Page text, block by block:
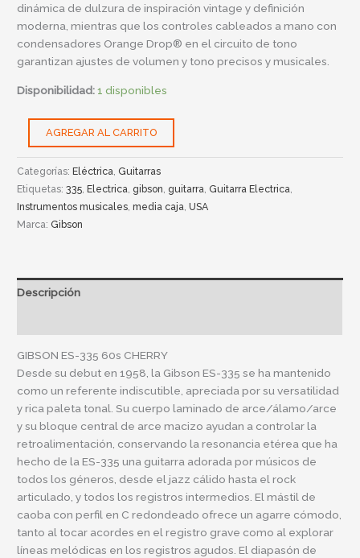
dinámica de dulzura de inspiración vintage y definición
moderna, mientras que los controles cableados a mano con
condensadores Orange Drop® en el circuito de tono
garantizan ajustes de volumen y tono precisos y musicales.
Disponibilidad:1 disponibles
AGREGAR AL CARRITO
Categorías:Eléctrica, Guitarras
Etiquetas:335,Electrica, gibson, guitarra, Guitarra Electrica,
Instrumentos musicales,media caja,USA
Marca: Gibson
Descripción
GIBSON ES-335 60s CHERRY
Desde su debut en 1958, la Gibson ES-335 se ha mantenido
como un referente indiscutible, apreciada por su versatilidad
y rica paleta tonal. Su cuerpo laminado de arce/álamo/arce
y su bloque central de arce macizo ayudan a controlar la
retroalimentación, conservando la resonancia etérea que ha
hecho de la ES-335 una guitarra adorada por músicos de
todos los géneros, desde el jazz cálido hasta el rock
articulado, y todos los registros intermedios. El mástil de
caoba con perfil en C redondeado ofrece un agarre cómodo,
tanto al tocar acordes en el registro grave como al explorar
líneas melódicas en los registros agudos. El diapasón de